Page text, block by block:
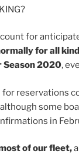
for
for all
Season 2020,
for reservations
although some
in
of our fleet,